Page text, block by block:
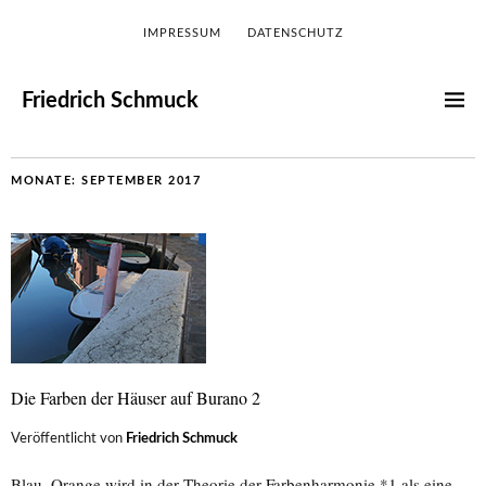
IMPRESSUM DATENSCHUTZ
Friedrich Schmuck
MONATE: SEPTEMBER 2017
Die Farben der Häuser auf Burano 2
Veröffentlicht von Friedrich Schmuck